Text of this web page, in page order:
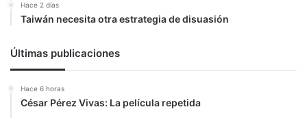
Hace 2 días
Taiwán necesita otra estrategia de disuasión
Últimas publicaciones
Hace 6 horas
César Pérez Vivas: La película repetida